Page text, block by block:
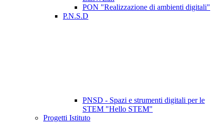
PON "Realizzazione di ambienti digitali"
P.N.S.D
PNSD - Spazi e strumenti digitali per le
STEM "Hello STEM"
Progetti Istituto